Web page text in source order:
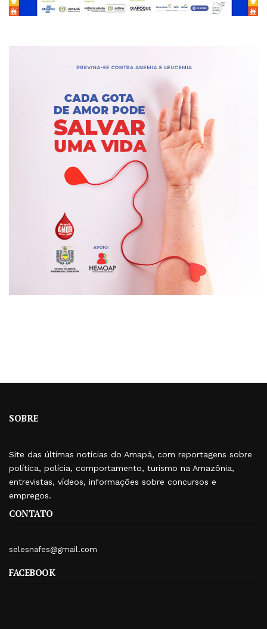
SOBRE
Site das últimas notícias do Amapá, com reportagens sobre
política, polícia, comportamento, turismo na Amazônia,
entrevistas, vídeos, informações sobre concursos e
empregos.
CONTATO
selesnafes@gmail.com
FACEBOOK